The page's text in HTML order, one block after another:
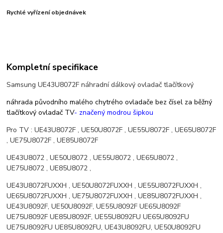
Rychlé vyřízení objednávek
Kompletní specifikace
Samsung UE43U8072F náhradní dálkový ovladač tlačítkový
náhrada původního malého chytrého ovladače bez čísel za běžný
tlačítkový ovladač TV- značený modrou šipkou
Pro TV : UE43U8072F , UE50U8072F , UE55U8072F , UE65U8072F
, UE75U8072F , UE85U8072F
UE43U8072 , UE50U8072 , UE55U8072 , UE65U8072 ,
UE75U8072 , UE85U8072 ,
UE43U8072FUXXH , UE50U8072FUXXH , UE55U8072FUXXH ,
UE65U8072FUXXH , UE75U8072FUXXH , UE85U8072FUXXH ,
UE43U8092F, UE50U8092F, UE55U8092F UE65U8092F
UE75U8092F UE85U8092F, UE55U8092FU UE65U8092FU
UE75U8092FU UE85U8092FU, UE43U8092FU, UE50U8092FU